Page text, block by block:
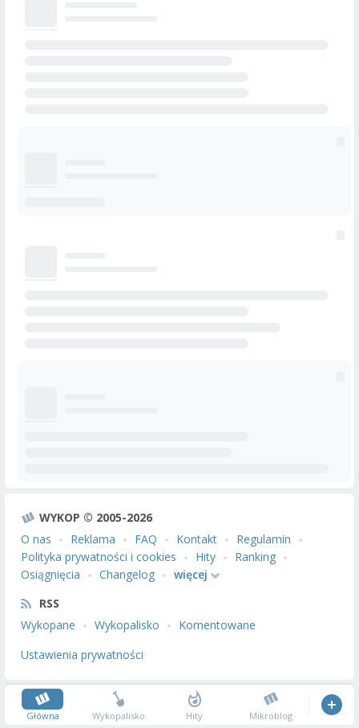
WYKOP © 2005-2026
O nas
Reklama FAQ Kontakt
Regulamin
Polityka prywatności i cookies
Hity
Ranking
Osiągnięcia
Changelog
więcej
RSS
Wykopane
Wykopalisko
Komentowane
Ustawienia prywatności
Główna Wykopalisko Hity Mikroblog